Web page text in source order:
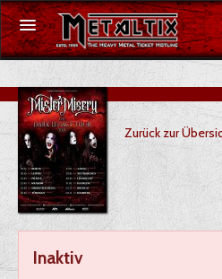
Konzerte
Festivals
Gutschein
Merchandise
DE
Zurück zur
Inaktiv